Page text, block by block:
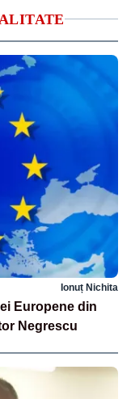
Ionuț Nichita
Europene din
Negrescu